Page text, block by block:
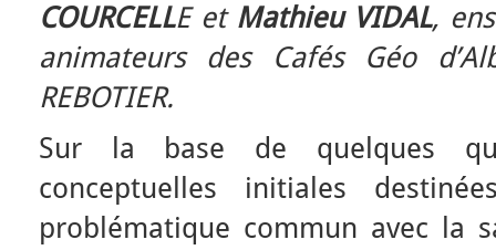
COURCELLE etMathieu VIDAL,
animateurs des Cafés Géo
REBOTIER.
Sur la base de quelques
conceptuelles initiales
problématique commun avec la